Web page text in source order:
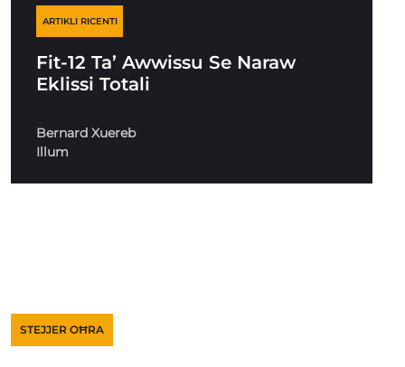
ARTIKLI RICENTI
Fit-12 Ta’ Awwissu Se Naraw
Eklissi Totali
Bernard Xuereb
Illum
STEJJER OĦRA